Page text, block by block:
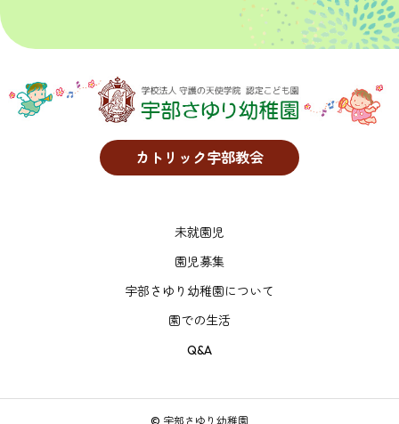
カトリック宇部教会
未就園児
園児募集
宇部さゆり幼稚園について
園での生活
Q&A
© 宇部さゆり幼稚園